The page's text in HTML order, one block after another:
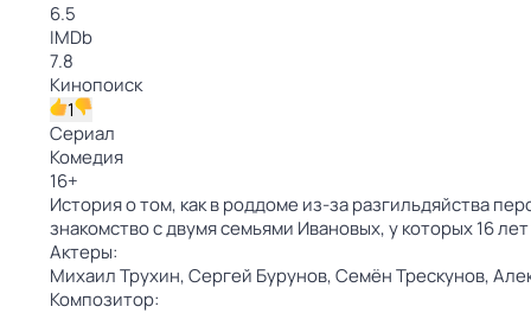
6.5
IMDb
7.8
Кинопоиск
1
Сериал
Комедия
16+
История о том, как в роддоме из-за разгильдяйства
знакомство с двумя семьями Ивановых, у которых 16
Актеры:
Михаил Трухин,Сергей Бурунов,Семён Трескунов,
Композитор: